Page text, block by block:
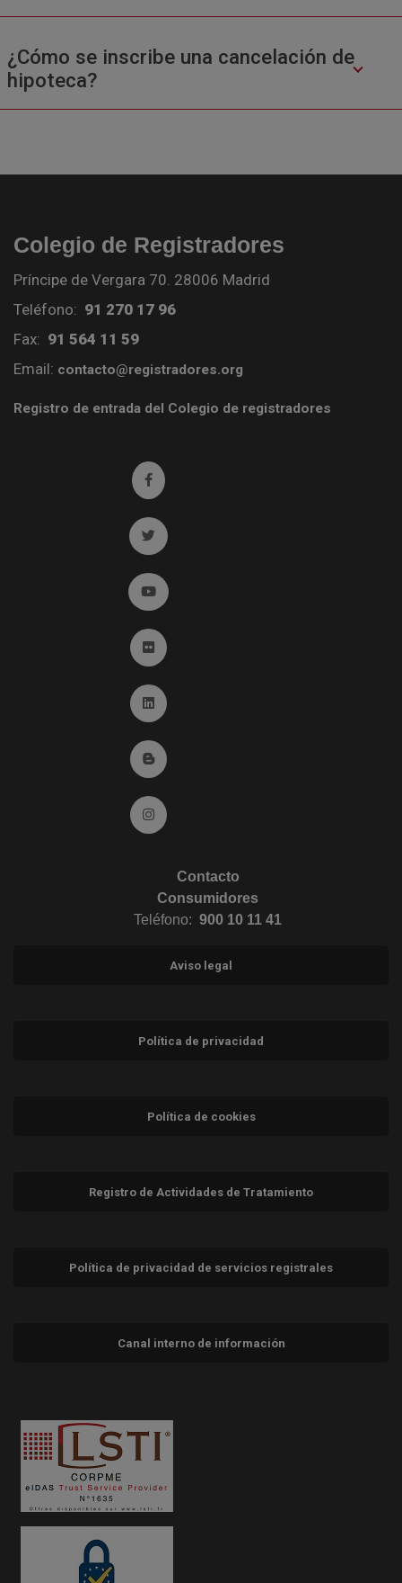
¿Cómo se inscribe una cancelación de
hipoteca?
Colegio de Registradores
Príncipe de Vergara 70. 28006 Madrid
Teléfono: 91 270 17 96
Fax: 91 564 11 59
Email: contacto@registradores.org
Registro de entrada del Colegio de registradores
Ir a facebook (abre en ventana nueva)
Ir a twitter (abre en ventana nueva)
Ir a YouTube (abre en ventana nueva)
Ir a Flickr (abre en ventana nueva)
Ir a Linkedin (abre en ventana nueva)
Ir al Blog (abre en ventana nueva)
Ir a Instagram (abre en ventana nueva)
Contacto
Consumidores
Teléfono: 900 10 11 41
Aviso legal
Política de privacidad
Política de cookies
Registro de Actividades de Tratamiento
Política de privacidad de servicios registrales
Canal interno de información